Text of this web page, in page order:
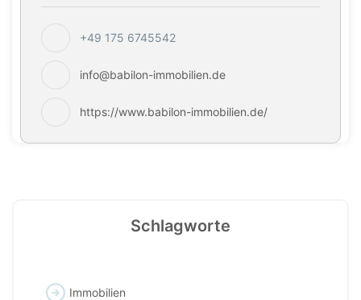
+49 175 6745542
info@babilon-immobilien.de
https://www.babilon-immobilien.de/
Schlagworte
Immobilien